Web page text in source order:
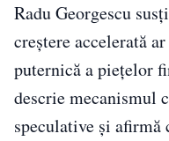
Radu Georgescu
creștere accelerată
puternică a piețelor
descrie mecanismul
speculative și